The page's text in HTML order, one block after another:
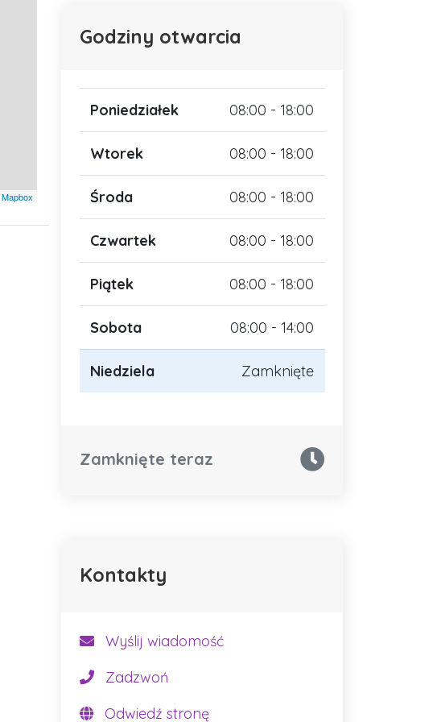
Mapbox
Godziny otwarcia
Poniedziałek 08:00 - 18:00
Wtorek 08:00 - 18:00
Środa 08:00 - 18:00
Czwartek 08:00 - 18:00
Piątek 08:00 - 18:00
Sobota 08:00 - 14:00
Niedziela Zamknięte
Zamknięte teraz
Kontakty
Wyślij wiadomość
Zadzwoń
Odwiedź stronę